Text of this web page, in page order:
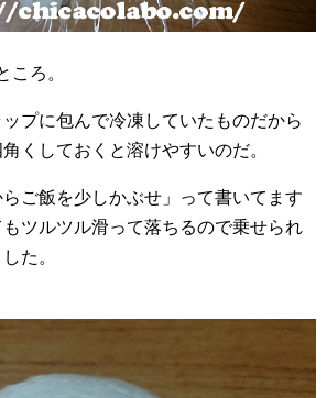
ころ。
プに包んで冷凍していたものだから
くしておくと溶けやすいのだ。
ご飯を少しかぶせ」って書いてます
ツルツル滑って落ちるので乗せられ
た。